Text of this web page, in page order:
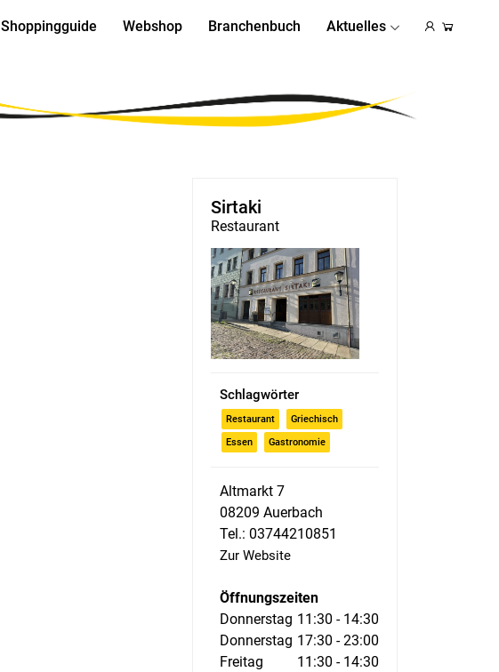
Shoppingguide Webshop Branchenbuch Aktuelles
Sirtaki
Restaurant
Schlagwörter
Restaurant
Griechisch
Essen
Gastronomie
Altmarkt 7
08209 Auerbach
Tel.: 03744210851
Zur Website
Öffnungszeiten
Donnerstag 11:30 - 14:30
Donnerstag 17:30 - 23:00
Freitag
11:30 - 14:30